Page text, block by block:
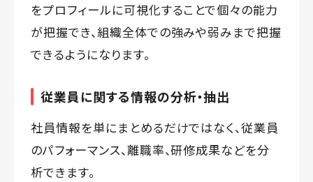
をプロフィールに可視化することで個々の能力
が把握でき、組織全体での強みや弱みまで把握
できるようになります。
従業員に関する情報の分析・抽出
社員情報を単にまとめるだけではなく、従業員
のパフォーマンス、離職率、研修成果などを分
析できます。